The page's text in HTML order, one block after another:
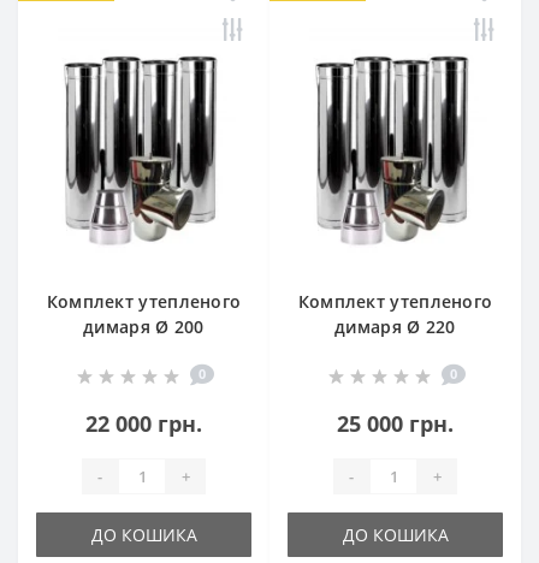
Комплект утепленого
димаря Ø 200
0
22 000 грн.
- +
ДО КОШИКА
Комплект утепленого
димаря Ø 220
0
25 000 грн.
- +
ДО КОШИКА